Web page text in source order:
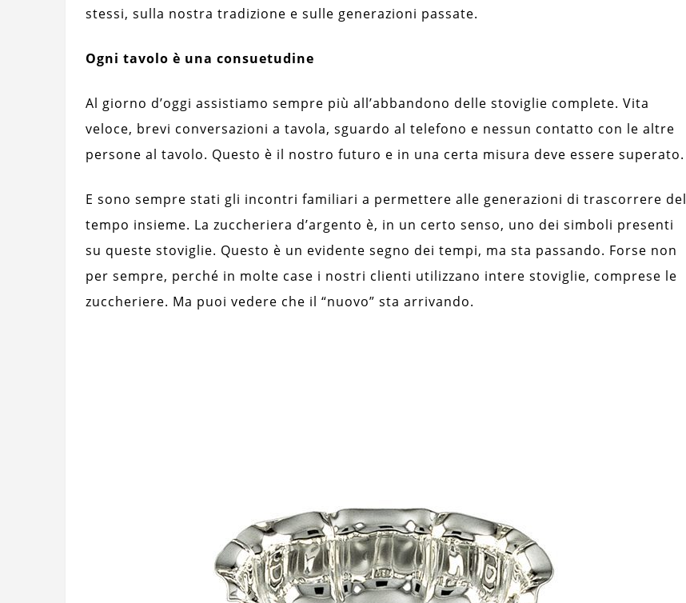
stessi, sulla nostra tradizione e sulle generazioni passate.
Ogni tavolo è una consuetudine
Al giorno d’oggi assistiamo sempre più all’abbandono delle stoviglie complete. Vita
veloce, brevi conversazioni a tavola, sguardo al telefono e nessun contatto con le altre
persone al tavolo. Questo è il nostro futuro e in una certa misura deve essere superato.
E sono sempre stati gli incontri familiari a permettere alle generazioni di trascorrere del
tempo insieme. La zuccheriera d’argento è, in un certo senso, uno dei simboli presenti
su queste stoviglie. Questo è un evidente segno dei tempi, ma sta passando. Forse non
per sempre, perché in molte case i nostri clienti utilizzano intere stoviglie, comprese le
zuccheriere. Ma puoi vedere che il “nuovo” sta arrivando.